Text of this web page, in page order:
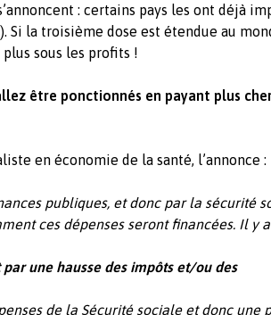
: certains pays les ont déjà
Si la troisième dose est étendue au
sous les profits !
être ponctionnés en payant plus
en économie de la santé, l’annonce :
publiques, et donc par la sécurité
ces dépenses seront financées. Il y a
une hausse des impôts et/ou des
de la Sécurité sociale et donc une